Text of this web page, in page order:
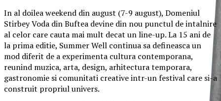
In al doilea weekend din august (7-9 august), Domeniul
Stirbey Voda din Buftea devine din nou punctul de intalnire
al celor care cauta mai mult decat un line-up. La 15 ani de
la prima editie, Summer Well continua sa defineasca un
mod diferit de a experimenta cultura contemporana,
reunind muzica, arta, design, arhitectura temporara,
gastronomie si comunitati creative intr-un festival care si-a
construit propriul univers.